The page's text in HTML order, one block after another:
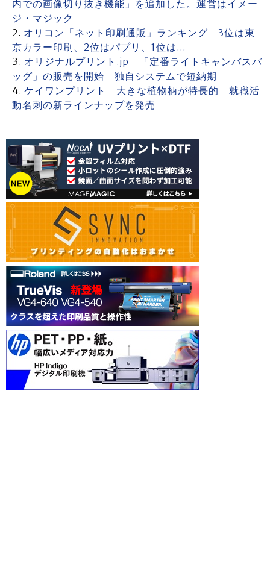
内での画像切り抜き機能」を追加した。運営はイメー
ジ・マジック
オリコン「ネット印刷通販」ランキング 3位は東
京カラー印刷、2位はパプリ、1位は…
オリジナルプリント.jp 「定番ライトキャンバスバ
ッグ」の販売を開始 独自システムで短納期
ケイワンプリント 大きな植物柄が特長的 就職活
動名刺の新ラインナップを発売